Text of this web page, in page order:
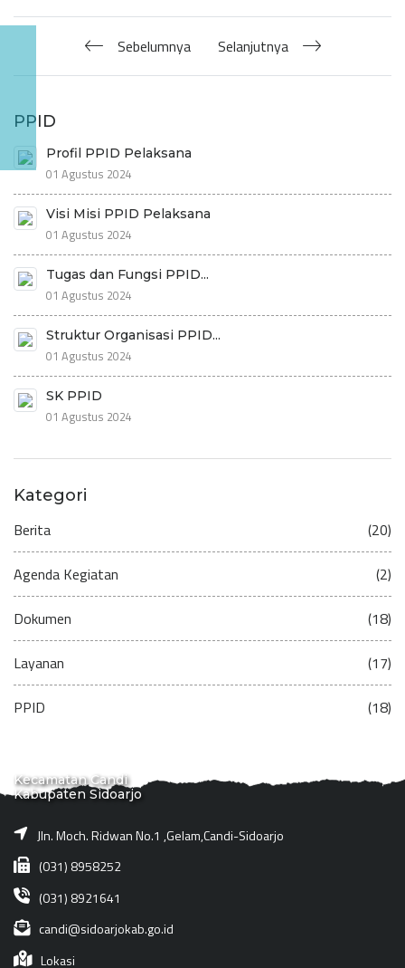
Sebelumnya Selanjutnya
PPID
Profil PPID Pelaksana
01 Agustus 2024
Visi Misi PPID Pelaksana
01 Agustus 2024
Tugas dan Fungsi PPID...
01 Agustus 2024
Struktur Organisasi PPID...
01 Agustus 2024
SK PPID
01 Agustus 2024
Kategori
Berita (20)
Agenda Kegiatan (2)
Dokumen (18)
Layanan (17)
PPID (18)
Kecamatan Candi
Kabupaten Sidoarjo
Jln. Moch. Ridwan No.1 ,Gelam,Candi-Sidoarjo
(031) 8958252
(031) 8921641
candi@sidoarjokab.go.id
Lokasi